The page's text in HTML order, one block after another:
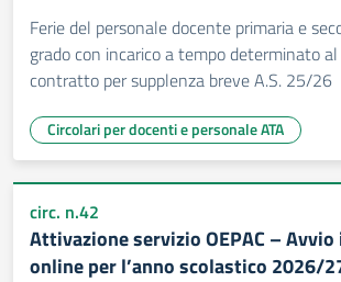
Ferie del personale docente primaria e
grado con incarico a tempo determinato
contratto per supplenza breve A.S. 25/26
Circolari per docenti e personale ATA
circ. n.42
Attivazione servizio OEPAC –
online per l’anno scolastico 2026/